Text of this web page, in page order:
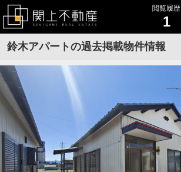
閲覧履歴
1
鈴木アパートの過去掲載物件情報